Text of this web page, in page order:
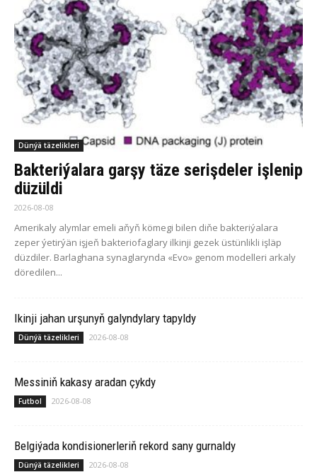
Dünýä täzelikleri
Bakteriýalara garşy täze serişdeler işlenip
düzüldi
2026-08-08
Amerikaly alymlar emeli aňyň kömegi bilen diňe bakteriýalara
zeper ýetirýän işjeň bakteriofaglary ilkinji gezek üstünlikli işläp
düzdiler. Barlaghana synaglarynda «Evo» genom modelleri arkaly
döredilen...
Ikinji jahan urşunyň galyndylary tapyldy
Dünýä täzelikleri 2026-08-08
Messiniň kakasy aradan çykdy
Futbol 2026-08-08
Belgiýada kondisionerleriň rekord sany gurnaldy
Dünýä täzelikleri 2026-08-08